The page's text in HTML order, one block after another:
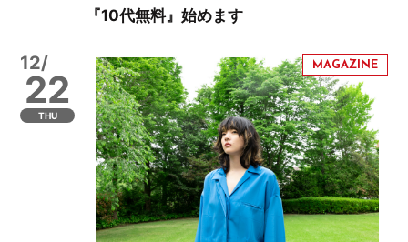
『10代無料』始めます
12/
22
THU